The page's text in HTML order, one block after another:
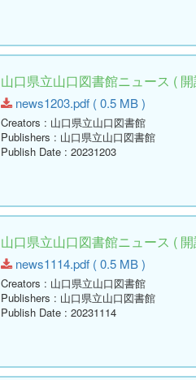
山口県立山口図書館ニュース (
news1203.pdf ( 0.5 MB )
Creators : 山口県立山口図書館
Publishers : 山口県立山口図書館
Publish Date : 20231203
山口県立山口図書館ニュース (
news1114.pdf ( 0.5 MB )
Creators : 山口県立山口図書館
Publishers : 山口県立山口図書館
Publish Date : 20231114